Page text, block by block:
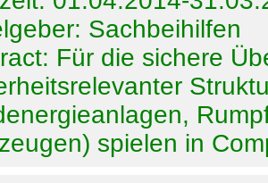
Sachbeihilfen
Für die sichere
spielen in